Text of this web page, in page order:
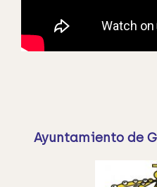
Ayuntamiento de